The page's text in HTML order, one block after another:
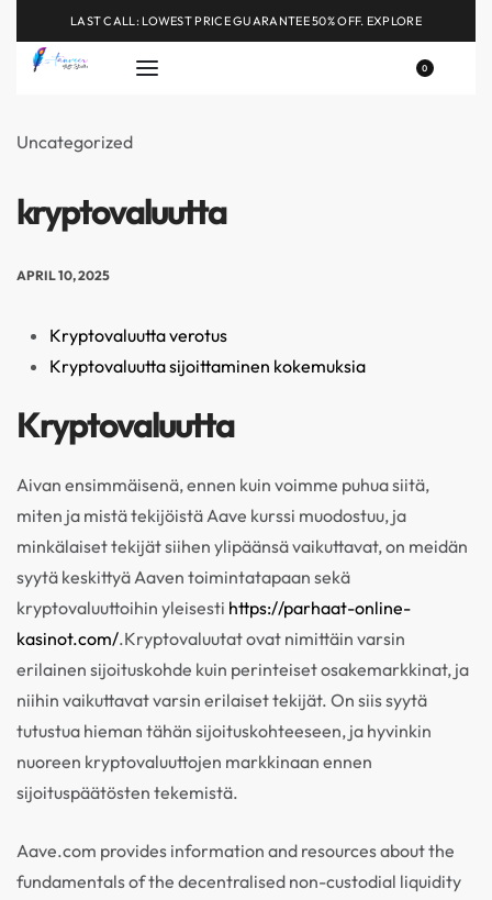
LAST CALL: LOWEST PRICE GUARANTEE 50% OFF. EXPLORE
0
Uncategorized
kryptovaluutta
APRIL 10, 2025
Kryptovaluutta verotus
Kryptovaluutta sijoittaminen kokemuksia
Kryptovaluutta
Aivan ensimmäisenä, ennen kuin voimme puhua siitä,
miten ja mistä tekijöistä Aave kurssi muodostuu, ja
minkälaiset tekijät siihen ylipäänsä vaikuttavat, on meidän
syytä keskittyä Aaven toimintatapaan sekä
kryptovaluuttoihin yleisesti https://parhaat-online-
kasinot.com/.Kryptovaluutat ovat nimittäin varsin
erilainen sijoituskohde kuin perinteiset osakemarkkinat, ja
niihin vaikuttavat varsin erilaiset tekijät. On siis syytä
tutustua hieman tähän sijoituskohteeseen, ja hyvinkin
nuoreen kryptovaluuttojen markkinaan ennen
sijoituspäätösten tekemistä.
Aave.com provides information and resources about the
fundamentals of the decentralised non-custodial liquidity